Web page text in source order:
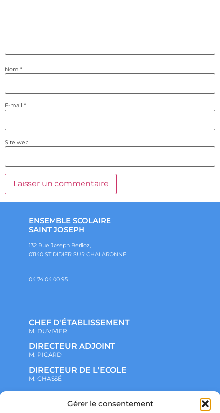
Gérer le consentement
Nom *
E-mail *
Site web
ENSEMBLE SCOLAIRE
SAINT JOSEPH
132 Rue Joseph Berlioz,
01140 ST DIDIER SUR CHALARONNE
04 74 04 00 95
CHEF D'ÉTABLISSEMENT
M. DUVIVIER
DIRECTEUR ADJOINT
M. PICARD
DIRECTEUR DE L'ECOLE
M. CHASSÉ
NOTRE ENSEMBLE SCOLAIRE